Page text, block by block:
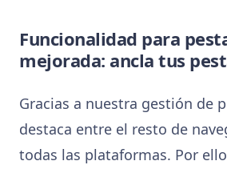
Funcionalidad para
mejorada: ancla tus
Gracias a nuestra gestión de
destaca entre el resto de
todas las plataformas. Por